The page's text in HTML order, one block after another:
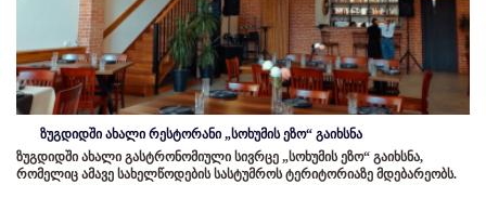
ზუგდიდში ახალი რესტორანი „სოხუმის ეზო“ გაიხსნა
ზუგდიდში ახალი გასტრონომიული სივრცე „სოხუმის ეზო“ გაიხსნა,
რომელიც ამავე სახელწოდების სასტუმროს ტერიტორიაზე მდებარეობს.